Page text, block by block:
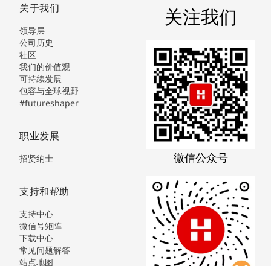
关于我们
领导层
公司历史
社区
我们的价值观
可持续发展
包容与全球视野
#futureshaper
职业发展
招贤纳士
支持和帮助
支持中心
微信号矩阵
下载中心
常见问题解答
站点地图
关注我们
微信公众号